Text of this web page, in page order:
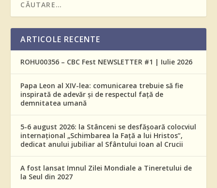
ARTICOLE RECENTE
ROHU00356 – CBC Fest NEWSLETTER #1 | Iulie 2026
Papa Leon al XIV-lea: comunicarea trebuie să fie
inspirată de adevăr și de respectul față de
demnitatea umană
5-6 august 2026: la Stânceni se desfășoară colocviul
internațional „Schimbarea la Față a lui Hristos”,
dedicat anului jubiliar al Sfântului Ioan al Crucii
A fost lansat Imnul Zilei Mondiale a Tineretului de
la Seul din 2027